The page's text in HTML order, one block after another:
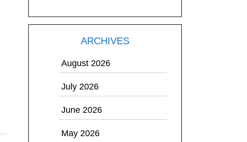
ARCHIVES
August 2026
July 2026
June 2026
May 2026